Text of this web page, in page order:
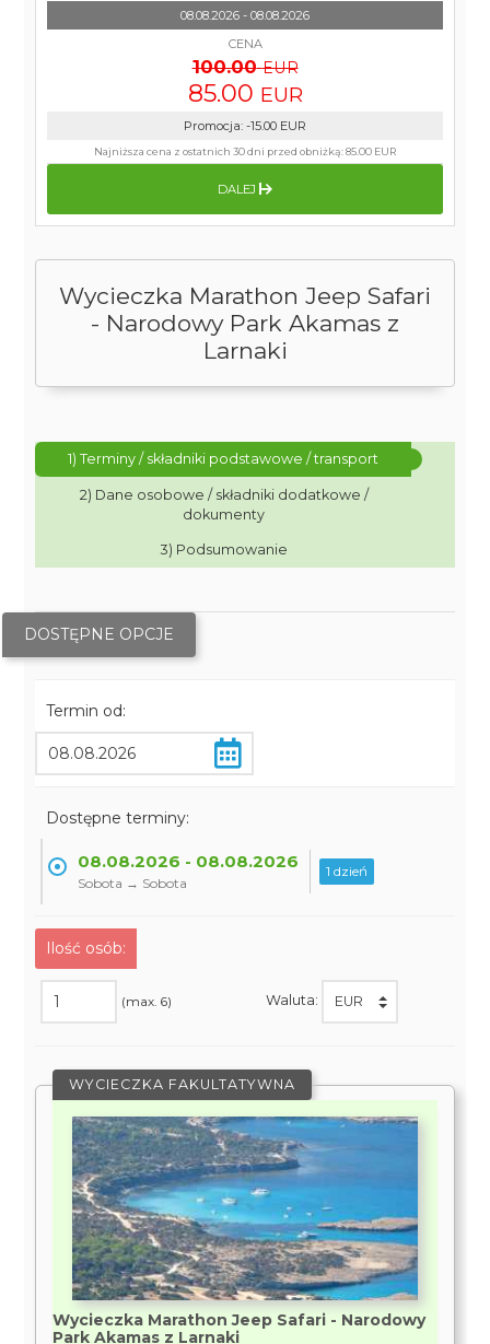
Wycieczka Marathon Jeep Safari
- Narodowy Park Akamas z
Larnaki
1) Terminy / składniki podstawowe / transport
2) Dane osobowe / składniki dodatkowe /
dokumenty
3) Podsumowanie
DOSTĘPNE OPCJE
Termin od:
Dostępne terminy:
08.08.2026 - 08.08.2026
Sobota → Sobota
1 dzień
Ilość osób:
(max. 6) Waluta:
WYCIECZKA FAKULTATYWNA
Wycieczka Marathon Jeep Safari - Narodowy
Park Akamas z Larnaki
08.08.2026 - 08.08.2026
CENA
100.00 EUR
85.00 EUR
Promocja: -15.00 EUR
Najniższa cena z ostatnich 30 dni przed obniżką:85.00 EUR
DALEJ